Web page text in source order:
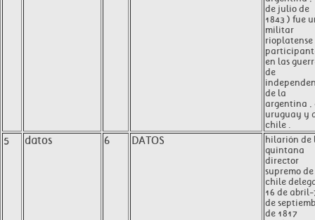
de julio de
1843 ) fue
militar
rioplatense
en las
de
de la
argentina ,
uruguay y
chile .
5 datos 6 DATOS
hilarión de
quintana
director
supremo de
chile
16 de abril-
de
de 1817